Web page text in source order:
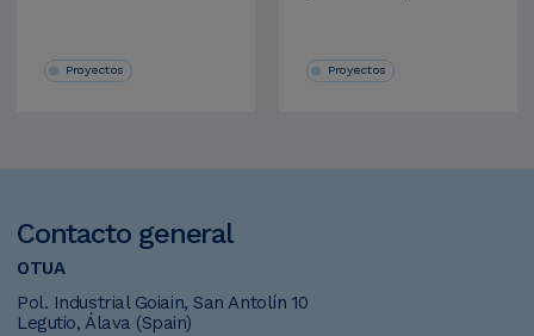
Proyectos Proyectos
Contacto general
OTUA
Pol. Industrial Goiain, San Antolín 10
Legutio, Álava (Spain)